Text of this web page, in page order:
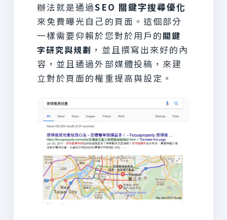
辦法就是通過SEO 關鍵字搜尋優化
來免費曝光自己的頁面。這個部分
一樣需要仰賴於您對於用戶的關鍵
字研究與規劃 ，並且撰寫出來好的內
容，並且通過外部媒體投稿，來建
立對於頁面的權重提高與設定。